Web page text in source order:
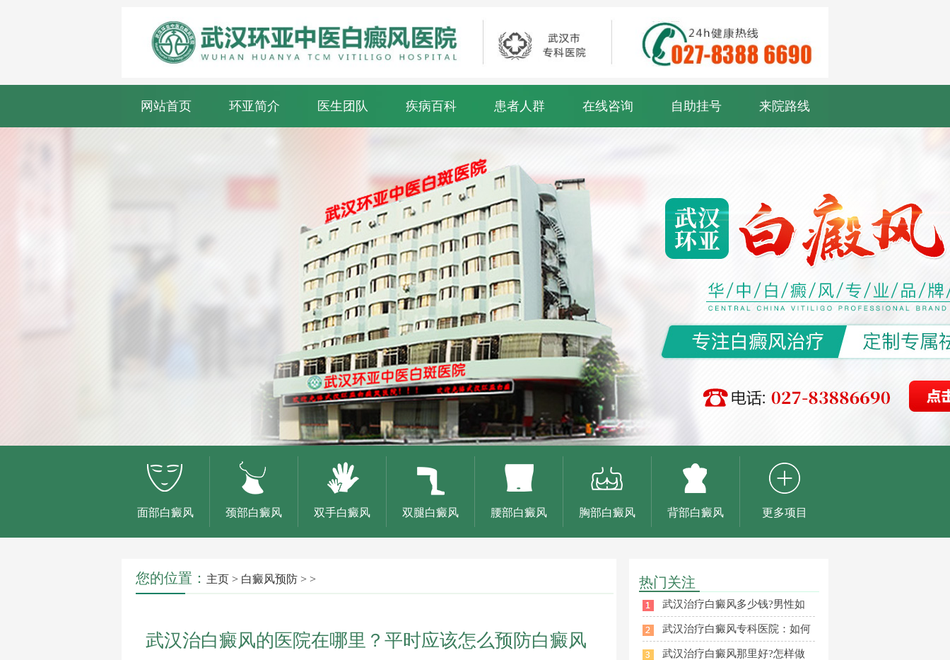
网站首页 环亚简介 医生团队 疾病百科 患者人群 在线咨询 自助挂号 来院路线
面部白癜风 颈部白癜风 双手白癜风 双腿白癜风 腰部白癜风 胸部白癜风 背部白癜风 更多项目
您的位置： 主页 > 白癜风预防 > >
武汉治白癜风的医院在哪里？平时应该怎么预防白癜风
热门关注
武汉治疗白癜风多少钱?男性如
武汉治疗白癜风专科医院：如何
武汉治疗白癜风那里好?怎样做